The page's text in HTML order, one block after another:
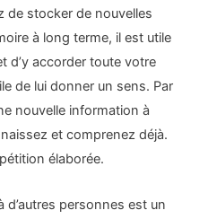
de stocker de nouvelles
à long terme, il est utile
d’y accorder toute votre
de lui donner un sens. Par
nouvelle information à
et comprenez déjà.
élaborée.
personnes est un